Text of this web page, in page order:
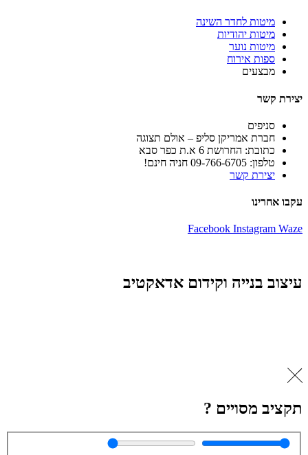
מיטות לחדר השינה
מיטות יהודיות
מיטות נוער
ספות אירוח
מבצעים
יצירת קשר
סניפים
חברת אמריקן סליפ – אולם תצוגה
כתובת: החרושת 6 א.ת כפר סבא
טלפון: 09-766-6705 חניה חינם!
יצירת קשר
עקבו אחרינו
Facebook Instagram Waze
עיצוב בנייה וקידום אדאקטיב
תקציב מסויים ?